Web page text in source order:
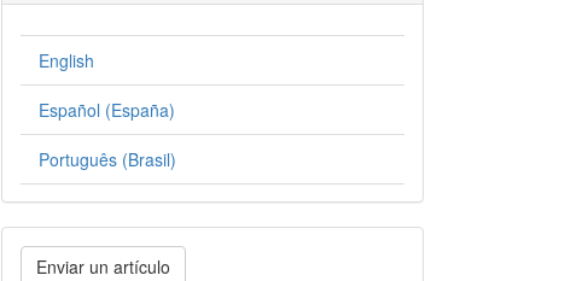
English
Español (España)
Português (Brasil)
Enviar
Enviar un artículo